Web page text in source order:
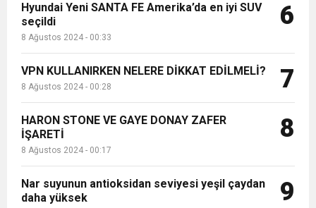
Hyundai Yeni SANTA FE Amerika’da en iyi SUV
seçildi
8 Ağustos 2024 - 00:33
6
VPN KULLANIRKEN NELERE DİKKAT EDİLMELİ?
8 Ağustos 2024 - 00:28 7
HARON STONE VE GAYE DONAY ZAFER
İŞARETİ
8 Ağustos 2024 - 00:17
8
Nar suyunun antioksidan seviyesi yeşil çaydan
daha yüksek
9